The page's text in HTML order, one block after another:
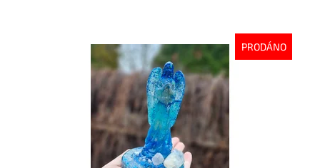
PRODÁNO
Dostupnost:
Vyprodáno
10413